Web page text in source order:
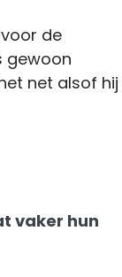
de
gewoon
net alsof hij
vaker hun